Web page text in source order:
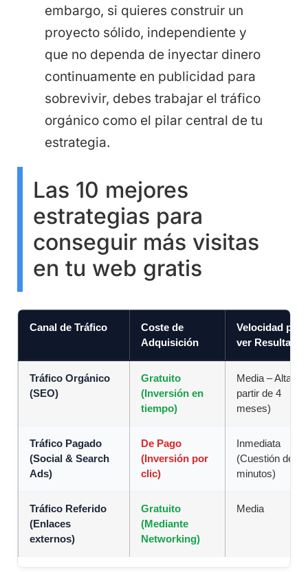
embargo, si quieres construir un
proyecto sólido, independiente y
que no dependa de inyectar dinero
continuamente en publicidad para
sobrevivir, debes trabajar el tráfico
orgánico como el pilar central de tu
estrategia.
Las 10 mejores
estrategias para
conseguir más visitas
en tu web gratis
Canal de Tráfico
Coste de
Adquisición
Velocidad para
ver Resultados
Tráfico Orgánico
(SEO)
Gratuito
(Inversión en
tiempo)
Media – Alta (A
partir de 4
meses)
Tráfico Pagado
(Social & Search
Ads)
De Pago
(Inversión por
clic)
Inmediata
(Cuestión de
minutos)
Tráfico Referido
(Enlaces
externos)
Gratuito
(Mediante
Networking)
Media